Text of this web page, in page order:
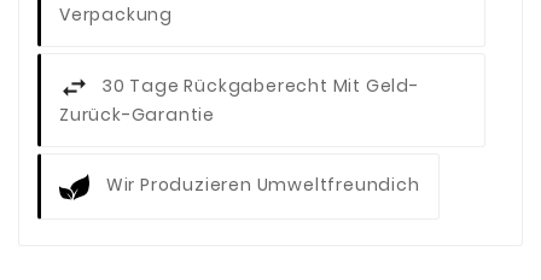
Verpackung
30 Tage Rückgaberecht Mit Geld-
Zurück-Garantie
Wir Produzieren Umweltfreundich